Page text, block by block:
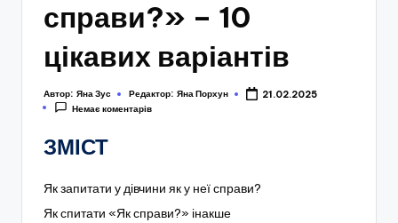
справи?» – 10
цікавих варіантів
Автор: Яна Зус Редактор: Яна Порхун
21.02.2025
Немає коментарів
ЗМІСТ
Як запитати у дівчини як у неї справи?
Як спитати «Як справи?» інакше